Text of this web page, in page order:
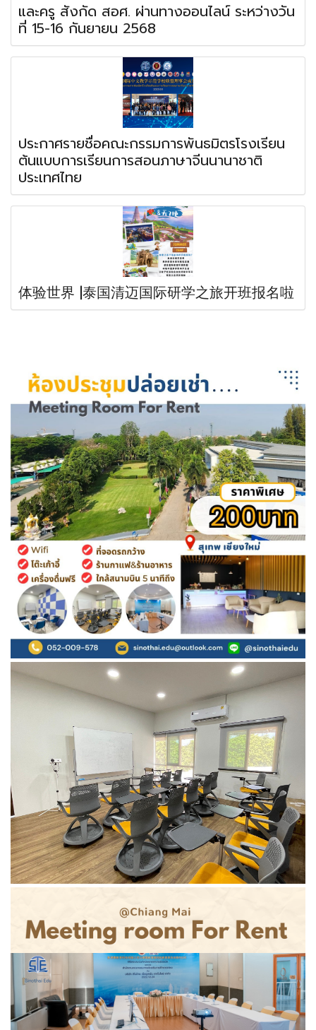
และครู สังกัด สอศ. ผ่านทางออนไลน์ ระหว่างวัน
ที่ 15-16 กันยายน 2568
ประกาศรายชื่อคณะกรรมการพันธมิตรโรงเรียน
ต้นแบบการเรียนการสอนภาษาจีนนานาชาติ
ประเทศไทย
体验世界 |泰国清迈国际研学之旅开班报名啦